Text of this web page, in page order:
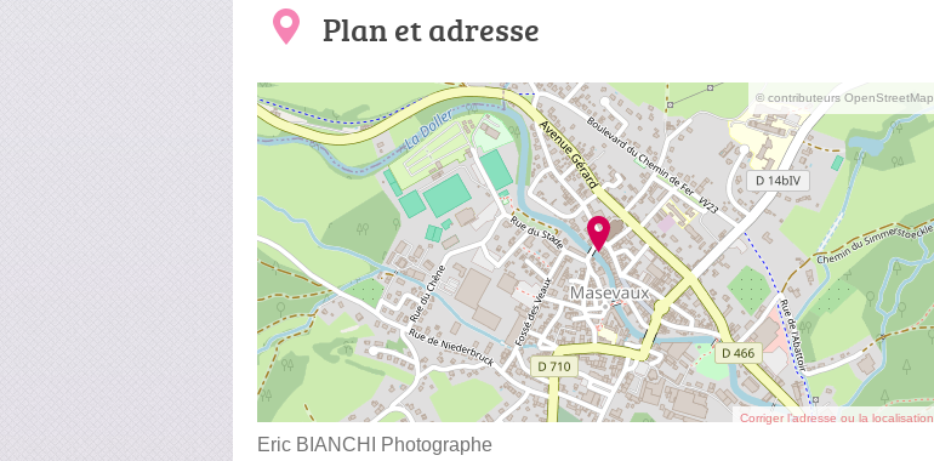
Plan et adresse
© contributeurs OpenStreetMap
Corriger l’adresse ou la localisation
Eric BIANCHI Photographe